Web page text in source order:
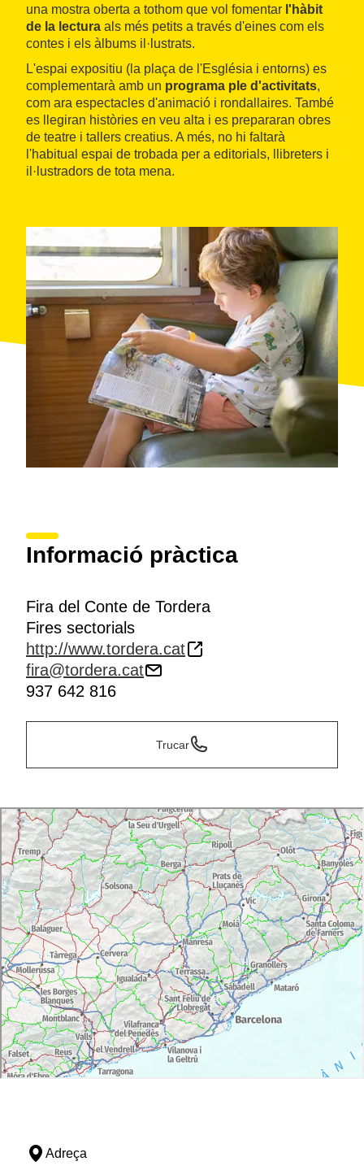
una mostra oberta a tothom que vol fomentar l'hàbit
de la lectura als més petits a través d'eines com els
contes i els àlbums il·lustrats.
L'espai expositiu (la plaça de l'Església i entorns) es
complementarà amb un programa ple d'activitats,
com ara espectacles d'animació i rondallaires. També
es llegiran històries en veu alta i es prepararan obres
de teatre i tallers creatius. A més, no hi faltarà
l'habitual espai de trobada per a editorials, llibreters i
il·lustradors de tota mena.
Informació pràctica
Fira del Conte de Tordera
Fires sectorials
http://www.tordera.cat
fira@tordera.cat
937 642 816
Trucar
Adreça